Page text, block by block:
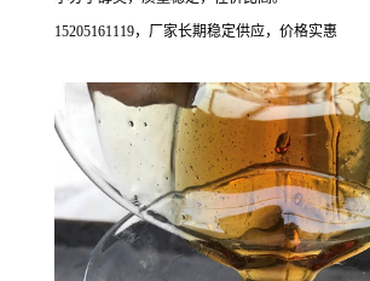
15205161119，厂家长期稳定供应，价格实惠